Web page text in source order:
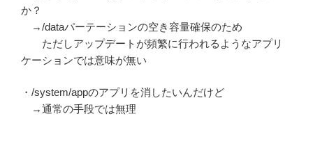
か？
→/dataパーテーションの空き容量確保のため
ただしアップデートが頻繁に行われるようなアプリ
ケーションでは意味が無い
・/system/appのアプリを消したいんだけど
→通常の手段では無理